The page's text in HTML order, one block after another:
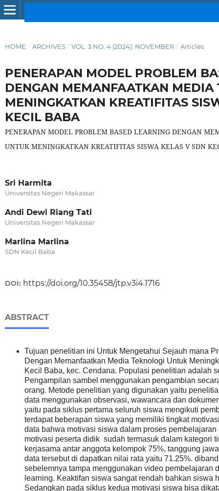
HOME / ARCHIVES / VOL. 3 NO. 4 (2024): NOVEMBER / Articles
PENERAPAN MODEL PROBLEM
DENGAN MEMANFAATKAN MEDIA
MENINGKATKAN KREATIFITAS
KECIL BABA
PENERAPAN MODEL PROBLEM BASED LEARNING DENGAN
UNTUK MENINGKATKAN KREATIFITAS SISWA KELAS V SDN
Sri Harmita
Universitas Negeri Makassar
Andi Dewi Riang Tati
Universitas Negeri Makassar
Marlina Marlina
SDN Kecil Baba
DOI: https://doi.org/10.35458/jtp.v3i4.1716
ABSTRACT
Tujuan penelitian ini Untuk Mengetahui Sejauh mana
Dengan Memanfaatkan Media Teknologi Untuk
Kecil Baba, kec. Cendana. Populasi penelitian adalah
Pengampilan sambel menggunakan pengambian
orang. Metode penelitian yang digunakan yaitu
data menggunakan observasi, wawancara dan
yaitu pada siklus pertama seluruh siswa mengikuti
terdapat beberapan siswa yang memiliki tingkat
data bahwa motivasi siswa dalam proses
motivasi peserta didik sudah termasuk dalam kategori
kerjasama antar anggota kelompok 75%, tanggung
data tersebut di dapatkan nilai rata yaitu 71.25%.
sebelemnya tampa menggunakan video pembelajaran
learning. Keaktifan siswa sangat rendah bahkan siswa
Sedangkan pada siklus kedua motivasi siswa bisa